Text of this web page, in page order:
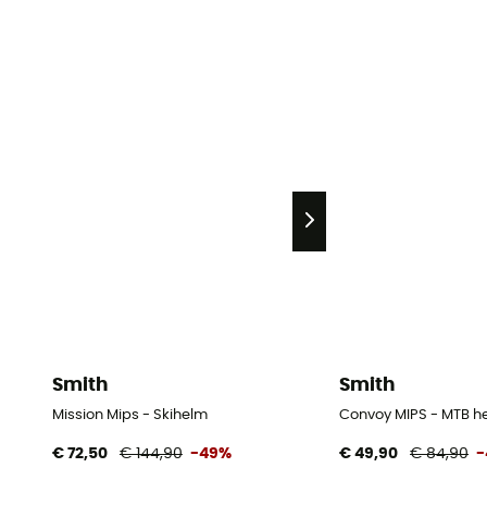
Smith
Mission Mips - Skihelm
€ 72,50 € 144,90 -49%
Smith
Convoy MIPS - MTB
€ 49,90 € 84,90 -